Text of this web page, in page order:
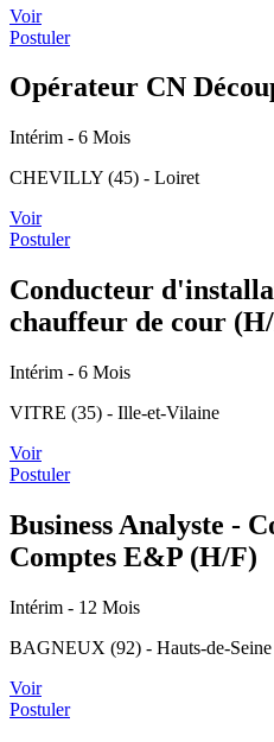
Voir
Postuler
Opérateur CN
Intérim - 6 Mois
CHEVILLY (45) - Loiret
Voir
Postuler
Conducteur
chauffeur de cour
Intérim - 6 Mois
VITRE (35) - Ille-et-Vilaine
Voir
Postuler
Business Analyste -
Comptes E&P (H/F)
Intérim - 12 Mois
BAGNEUX (92) - Hauts-de-Seine
Voir
Postuler